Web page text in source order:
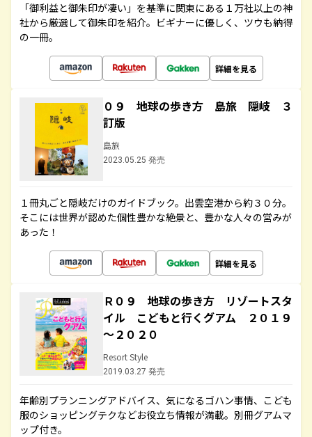
「御利益と御朱印が凄い」を基準に関東にある１万社以上の神
社から厳選して御朱印を紹介。ビギナーに優しく、ツウも納得
の一冊。
詳細を見る
０９ 地球の歩き方 島旅 隠岐 ３
訂版
島旅
2023.05.25 発売
１冊丸ごと隠岐だけのガイドブック。出雲空港から約３０分。
そこには世界が認めた個性豊かな絶景と、豊かな人々の営みが
あった！
詳細を見る
Ｒ０９ 地球の歩き方 リゾートスタ
イル こどもと行くグアム ２０１９
～２０２０
Resort Style
2019.03.27 発売
年齢別プランニングアドバイス、気になるゴハン事情、こども
服のショッピングテクなどお役立ち情報が満載。別冊グアムマ
ップ付き。